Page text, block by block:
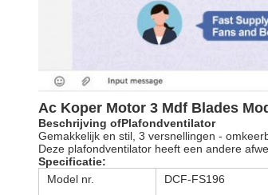
Ac Koper Motor 3 Mdf Blades
Beschrijving ofPlafondventilator
Gemakkelijk en stil, 3 versnellingen -
Deze plafondventilator heeft een andere
Specificatie:
Model nr.
DCF-FS196